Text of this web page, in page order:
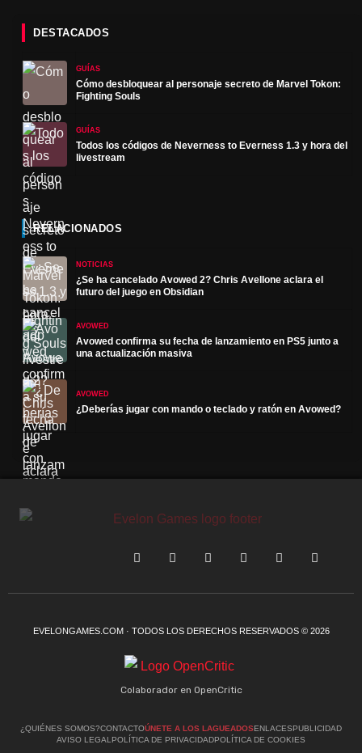
DESTACADOS
GUÍAS
Cómo desbloquear al personaje secreto de Marvel Tokon:
Fighting Souls
GUÍAS
Todos los códigos de Neverness to Everness 1.3 y hora del
livestream
RELACIONADOS
NOTICIAS
¿Se ha cancelado Avowed 2? Chris Avellone aclara el
futuro del juego en Obsidian
AVOWED
Avowed confirma su fecha de lanzamiento en PS5 junto a
una actualización masiva
AVOWED
¿Deberías jugar con mando o teclado y ratón en Avowed?
EVELONGAMES.COM · TODOS LOS DERECHOS RESERVADOS © 2026
Colaborador en OpenCritic
¿QUIÉNES SOMOS?CONTACTOÚNETE A LOS LAGUEADOSENLACESPUBLICIDAD
AVISO LEGALPOLÍTICA DE PRIVACIDADPOLÍTICA DE COOKIES